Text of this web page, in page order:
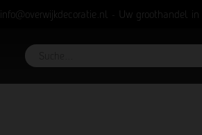
info@overwijkdecoratie.nl - Uw groothandel in